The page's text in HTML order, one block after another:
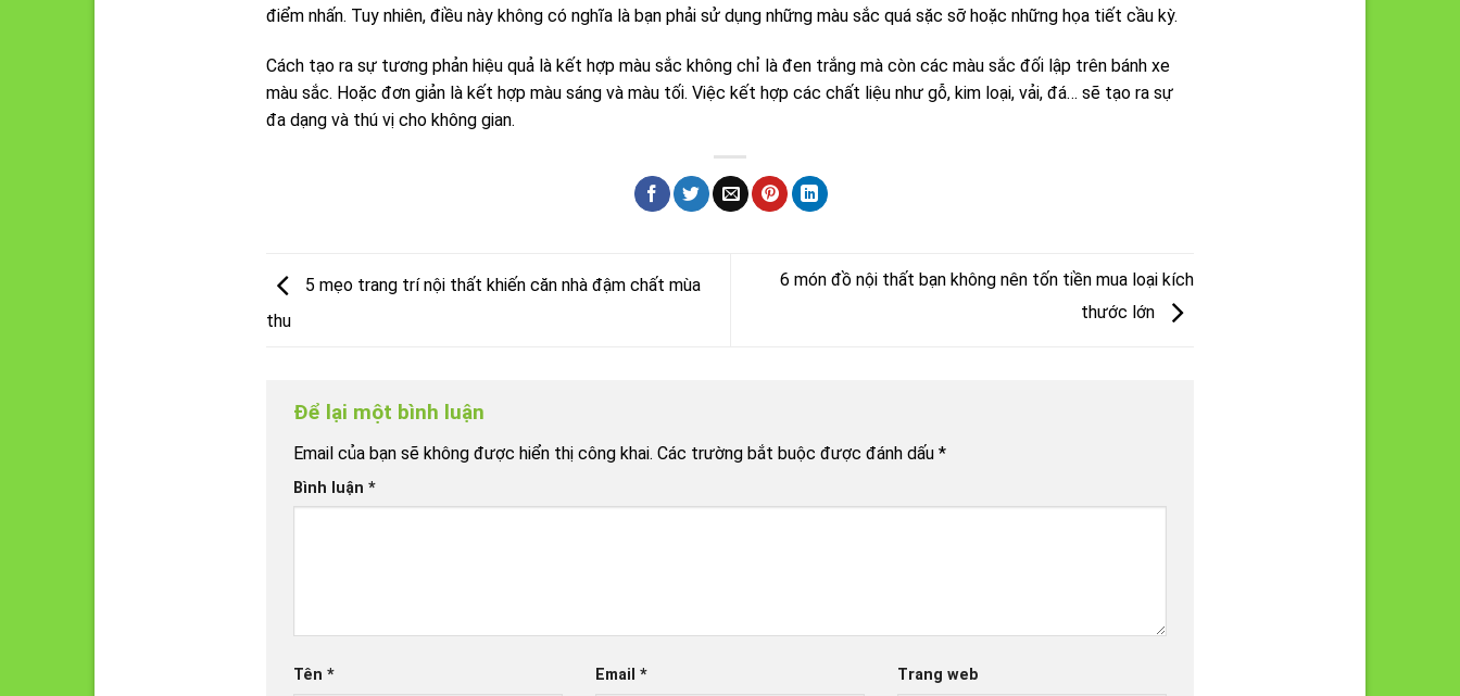
điểm nhấn. Tuy nhiên, điều này không có nghĩa là bạn phải sử dụng những màu sắc quá sặc sỡ hoặc những họa tiết cầu kỳ.
Cách tạo ra sự tương phản hiệu quả là kết hợp màu sắc không chỉ là đen trắng mà còn các màu sắc đối lập trên bánh xe
màu sắc. Hoặc đơn giản là kết hợp màu sáng và màu tối. Việc kết hợp các chất liệu như gỗ, kim loại, vải, đá… sẽ tạo ra sự
đa dạng và thú vị cho không gian.
5 mẹo trang trí nội thất khiến căn nhà đậm chất mùa
thu
6 món đồ nội thất bạn không nên tốn tiền mua loại kích
thước lớn
Để lại một bình luận
Email của bạn sẽ không được hiển thị công khai. Các trường bắt buộc được đánh dấu*
Bình luận*
Tên* Email* Trang web